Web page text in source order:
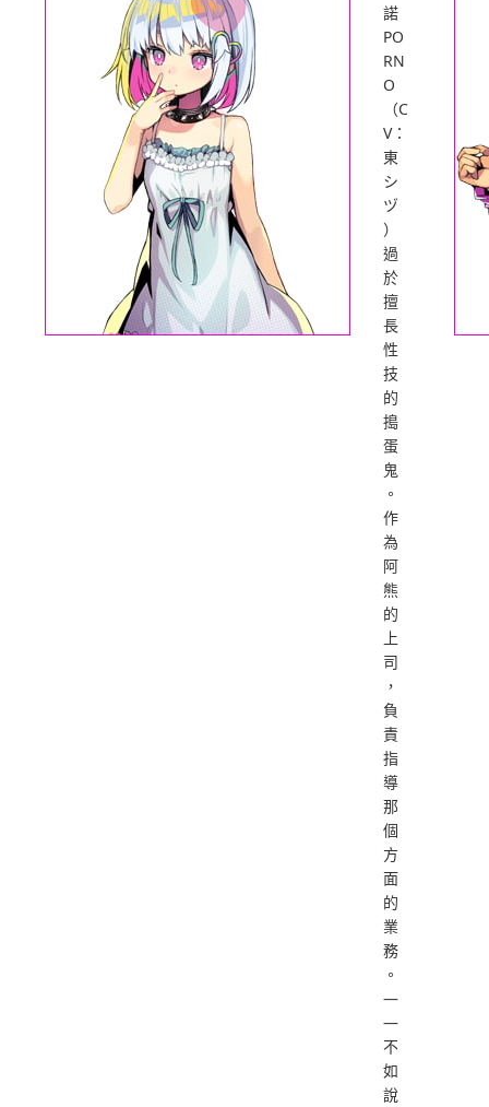
諾
PO
RN
O
（C
V：
東
シ
ヅ
）
過
於
擅
長
性
技
的
搗
蛋
鬼
。
作
為
阿
熊
的
上
司
，
負
責
指
導
那
個
方
面
的
業
務
。
—
—
不
如
說